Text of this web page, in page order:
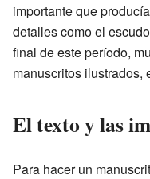
importante que
detalles como el
final de este período,
manuscritos ilustrados,
El texto y las
Para hacer un